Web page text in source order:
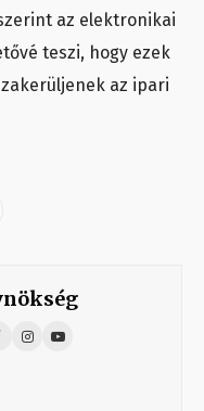
az elektronikai
teszi, hogy ezek
az ipari